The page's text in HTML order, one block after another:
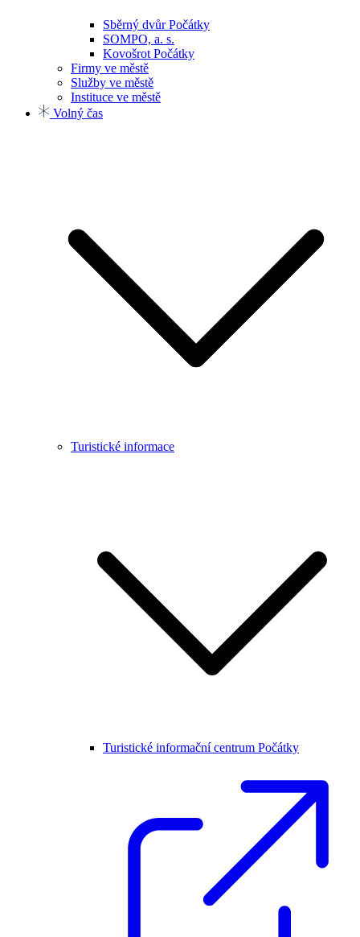
Sběrný dvůr Počátky
SOMPO, a. s.
Kovošrot Počátky
Firmy ve městě
Služby ve městě
Instituce ve městě
Volný čas
Turistické informace
Turistické informační centrum Počátky